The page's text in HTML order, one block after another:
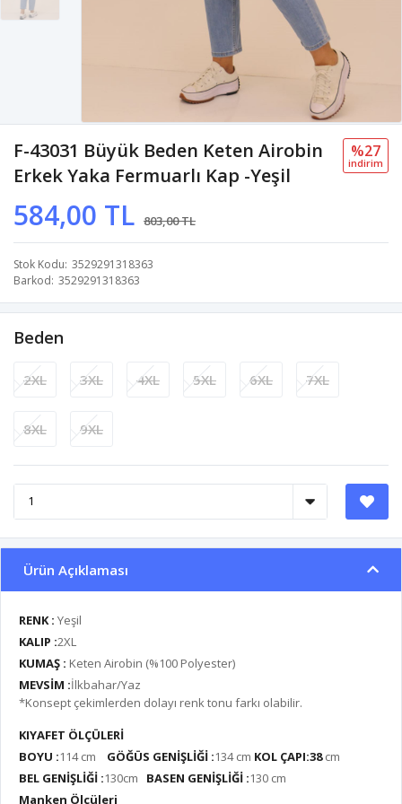
F-43031 Büyük Beden Keten Airobin
Erkek Yaka Fermuarlı Kap -Yeşil
584,00 TL 803,00 TL
%27
i̇ndi̇ri̇m
Stok Kodu 3529291318363
Barkod 3529291318363
Beden
2XL 3XL 4XL 5XL 6XL 7XL
8XL 9XL
Ürün Açıklaması
RENK: Yeşil
KALIP :2XL
KUMAŞ : Keten Airobin (%100 Polyester)
MEVSİM :İlkbahar/Yaz
*Konsept çekimlerden dolayı renk tonu farkı olabilir.
KIYAFET ÖLÇÜLERİ
BOYU :114 cm GÖĞÜS GENİŞLİĞİ :134 cm KOL ÇAPI:38cm
BEL GENİŞLİĞİ :130cm BASEN GENİŞLİĞİ :130 cm
Manken Ölçüleri